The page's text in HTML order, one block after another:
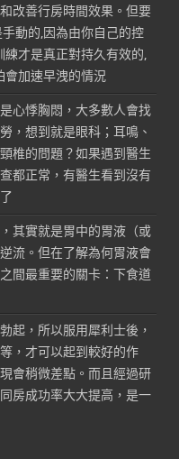
改善行房時間效果。但要
動的,因為由你自己的控
才是真正對持久有效的,
會加速早洩的情況
心悸胸悶，大多數人會找
，想到就是眼科；耳鳴、
椎的問題？如果遇到醫生
都正常，有醫生看到沒有
其實就是胃中的胃液（或
流。但在了解為何胃液會
間最重要的關卡：下食道
起，所以服用犀利士後，
，才可以起到較好的作
會稍微差點。而且經過研
房成功率大大提高，是一